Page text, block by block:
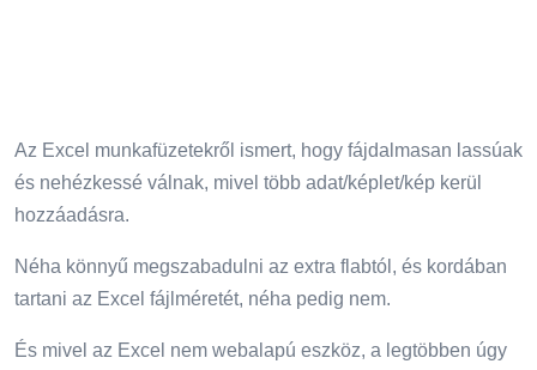
Az Excel munkafüzetekről ismert, hogy fájdalmasan lassúak
és nehézkessé válnak, mivel több adat/képlet/kép kerül
hozzáadásra.
Néha könnyű megszabadulni az extra flabtól, és kordában
tartani az Excel fájlméretét, néha pedig nem.
És mivel az Excel nem webalapú eszköz, a legtöbben úgy